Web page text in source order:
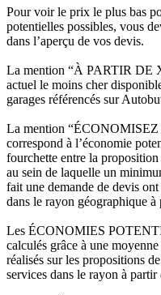
Pour voir le prix le plus bas
potentielles possibles, vous
dans l’aperçu de vos devis.
La mention “À PARTIR DE
actuel le moins cher
garages référencés sur
La mention
correspond à l’économie
fourchette entre la
au sein de laquelle un
fait une demande de devis
dans le rayon géographique
Les ÉCONOMIES
calculés grâce à une
réalisés sur les propositions
services dans le rayon à